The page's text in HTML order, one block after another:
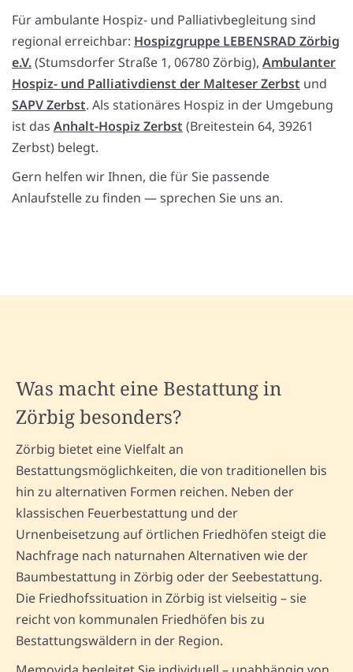
Für ambulante Hospiz- und Palliativbegleitung sind
regional erreichbar: Hospizgruppe LEBENSRAD Zörbig
e.V.(Stumsdorfer Straße 1, 06780 Zörbig), Ambulanter
Hospiz- und Palliativdienst der Malteser Zerbst und
SAPV Zerbst. Als stationäres Hospiz in der Umgebung
ist das Anhalt-Hospiz Zerbst (Breitestein 64, 39261
Zerbst) belegt.
Gern helfen wir Ihnen, die für Sie passende
Anlaufstelle zu finden — sprechen Sie uns an.
Was macht eine Bestattung in
Zörbig besonders?
Zörbig bietet eine Vielfalt an
Bestattungsmöglichkeiten, die von traditionellen bis
hin zu alternativen Formen reichen. Neben der
klassischen Feuerbestattung und der
Urnenbeisetzung auf örtlichen Friedhöfen steigt die
Nachfrage nach naturnahen Alternativen wie der
Baumbestattung in Zörbig oder der Seebestattung.
Die Friedhofssituation in Zörbig ist vielseitig – sie
reicht von kommunalen Friedhöfen bis zu
Bestattungswäldern in der Region.